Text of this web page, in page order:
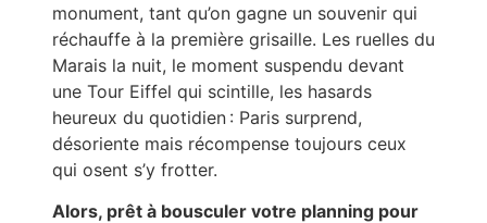
monument, tant qu’on gagne un souvenir qui
réchauffe à la première grisaille. Les ruelles du
Marais la nuit, le moment suspendu devant
une Tour Eiffel qui scintille, les hasards
heureux du quotidien : Paris surprend,
désoriente mais récompense toujours ceux
qui osent s’y frotter.
Alors, prêt à bousculer votre planning pour